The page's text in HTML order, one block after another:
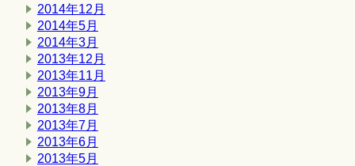
2014年12月
2014年5月
2014年3月
2013年12月
2013年11月
2013年9月
2013年8月
2013年7月
2013年6月
2013年5月